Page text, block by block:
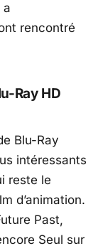
a
rencontré
Ray HD
Blu-Ray
intéressants
reste le
d’animation.
Past,
Seul sur